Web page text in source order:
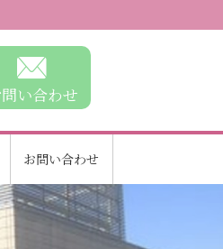
い合わせ
お問い合わせ